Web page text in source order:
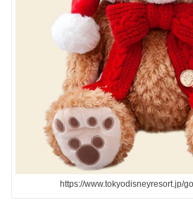
https://www.tokyodisneyresort.jp/